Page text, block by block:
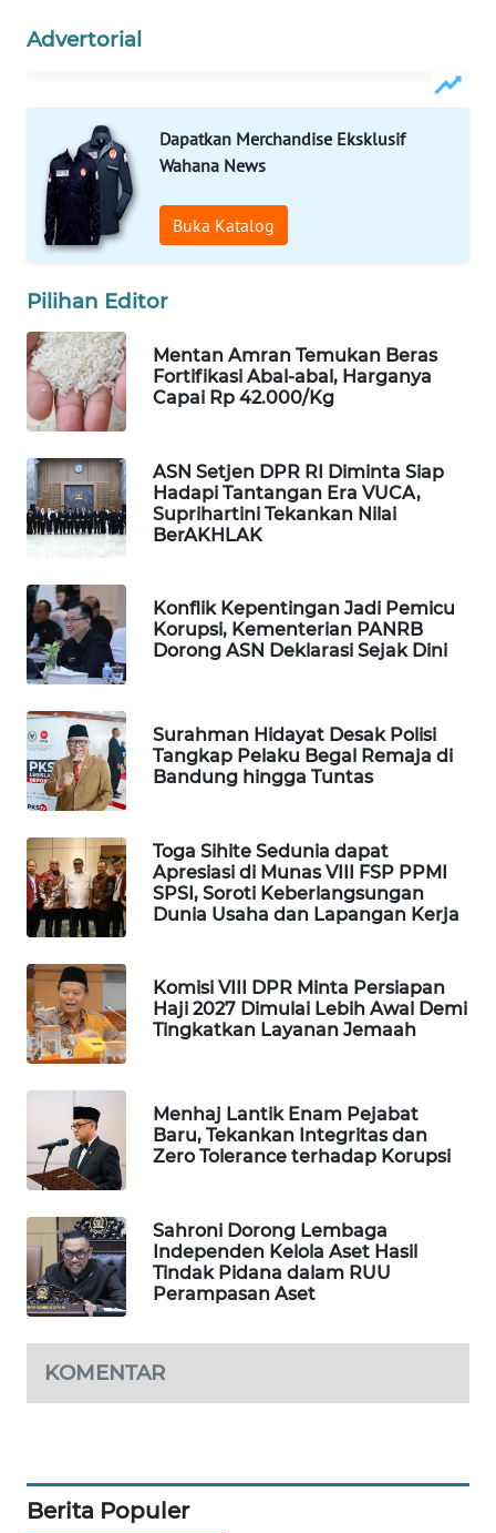
Advertorial
Dapatkan Merchandise Eksklusif
Wahana News
Buka Katalog
Pilihan Editor
Mentan Amran Temukan Beras
Fortifikasi Abal-abal, Harganya
Capai Rp 42.000/Kg
ASN Setjen DPR RI Diminta Siap
Hadapi Tantangan Era VUCA,
Suprihartini Tekankan Nilai
BerAKHLAK
Konflik Kepentingan Jadi Pemicu
Korupsi, Kementerian PANRB
Dorong ASN Deklarasi Sejak Dini
Surahman Hidayat Desak Polisi
Tangkap Pelaku Begal Remaja di
Bandung hingga Tuntas
Toga Sihite Sedunia dapat
Apresiasi di Munas VIII FSP PPMI
SPSI, Soroti Keberlangsungan
Dunia Usaha dan Lapangan Kerja
Komisi VIII DPR Minta Persiapan
Haji 2027 Dimulai Lebih Awal Demi
Tingkatkan Layanan Jemaah
Menhaj Lantik Enam Pejabat
Baru, Tekankan Integritas dan
Zero Tolerance terhadap Korupsi
Sahroni Dorong Lembaga
Independen Kelola Aset Hasil
Tindak Pidana dalam RUU
Perampasan Aset
KOMENTAR
Berita Populer
Media
WAHANA
NEWS
WAHANA
TANI
WAHANA
ADVOKAT
WAHANA
INFRASTRUKTUR
WAHANA
KONSUMEN
WAHANA
LISTRIK
WAHANA
TRAVEL
WAHANA
WAHANANEWS
ID
WAHANANEWS
CO ID
WAHANANEWS
WAHANA
SPORT
WAHANA
UMKM
WAHANA
SELEB
WAHANA
PERSONA
WAHANA
DESA